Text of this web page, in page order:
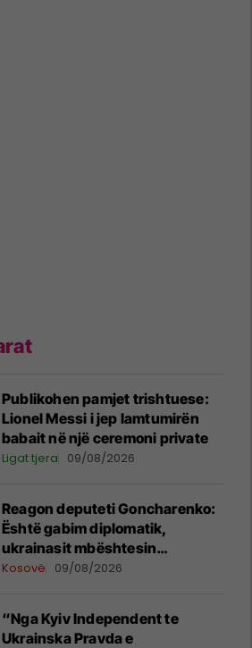
Publikohen pamjet trishtuese:
Lionel Messi i jep lamtumirën
babait në një ceremoni private
Ligat tjera 09/08/2026
Reagon deputeti Goncharenko:
Është gabim diplomatik,
ukrainasit mbështesin
pavarësinë e Kosovës
Kosovë 09/08/2026
“Nga Kyiv Independent te
Ukrainska Pravda e